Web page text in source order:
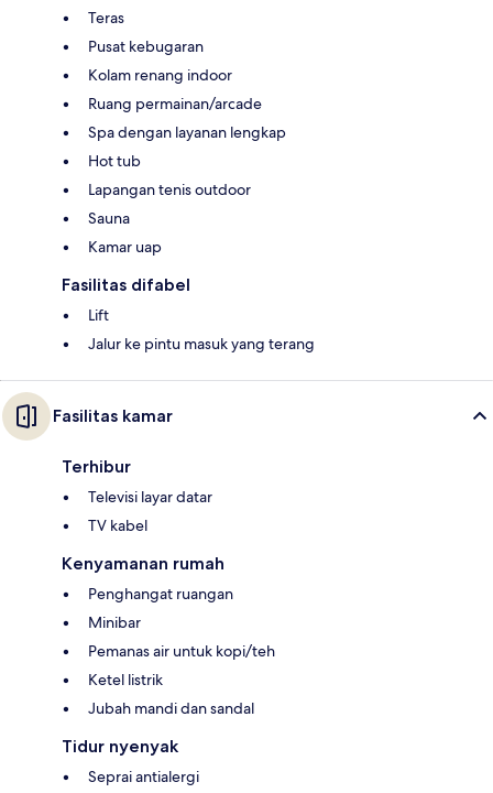
Teras
Pusat kebugaran
Kolam renang indoor
Ruang permainan/arcade
Spa dengan layanan lengkap
Hot tub
Lapangan tenis outdoor
Sauna
Kamar uap
Fasilitas difabel
Lift
Jalur ke pintu masuk yang terang
Fasilitas kamar
Terhibur
Televisi layar datar
TV kabel
Kenyamanan rumah
Penghangat ruangan
Minibar
Pemanas air untuk kopi/teh
Ketel listrik
Jubah mandi dan sandal
Tidur nyenyak
Seprai antialergi